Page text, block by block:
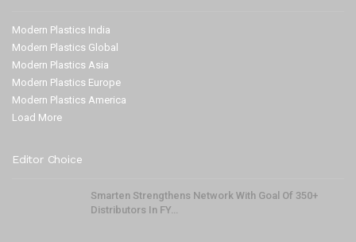
Modern Plastics India
Modern Plastics Global
Modern Plastics Asia
Modern Plastics Europe
Modern Plastics America
Load More
Editor Choice
Smarten Strengthens Network With Goal Of 350+
Distributors In FY…